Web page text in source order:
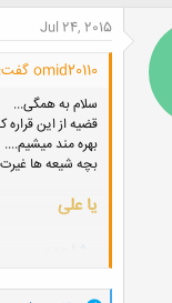
ش
ا
Jul 24, 2015
omid20110 گفت:
سلام به همگی...
قضیه از این
بهره مند میشیم....
بچه شیعه ها
یا علی